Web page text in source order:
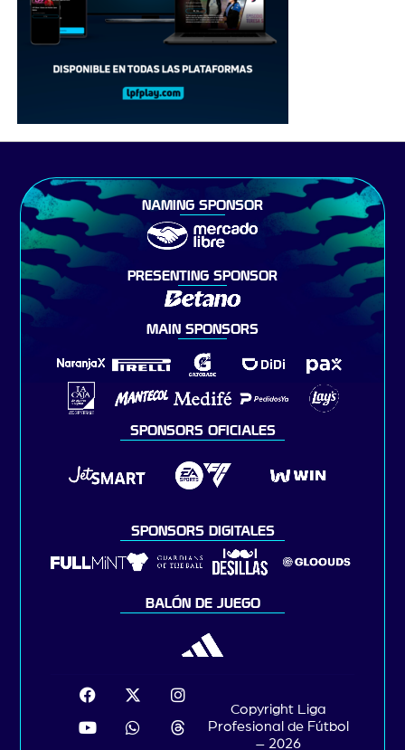
NAMING SPONSOR
PRESENTING SPONSOR
MAIN SPONSORS
SPONSORS OFICIALES
SPONSORS DIGITALES
BALÓN DE JUEGO
Copyright Liga
Profesional de Fútbol
– 2026